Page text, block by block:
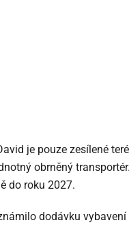
je pouze zesílené
obrněný
do roku 2027.
dodávku vybavení